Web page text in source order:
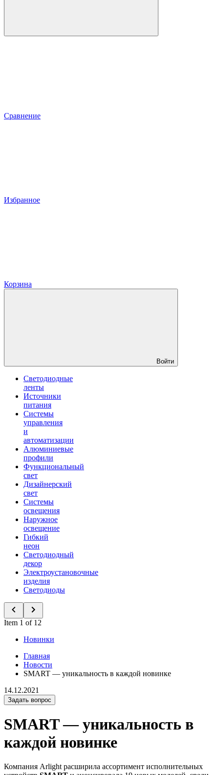
Сравнение
Избранное
Корзина
Войти
Светодиодные
ленты
Источники
питания
Системы
управления
и
автоматизации
Алюминиевые
профили
Функциональный
свет
Дизайнерский
свет
Системы
освещения
Наружное
освещение
Гибкий
неон
Светодиодный
декор
Электроустановочные
изделия
Светодиоды
Item 1 of 12
Новинки
Главная
Новости
SMART — уникальность в каждой новинке
14.12.2021
Задать вопрос
SMART — уникальность в
каждой новинке
Компания Arlight расширила ассортимент исполнительных